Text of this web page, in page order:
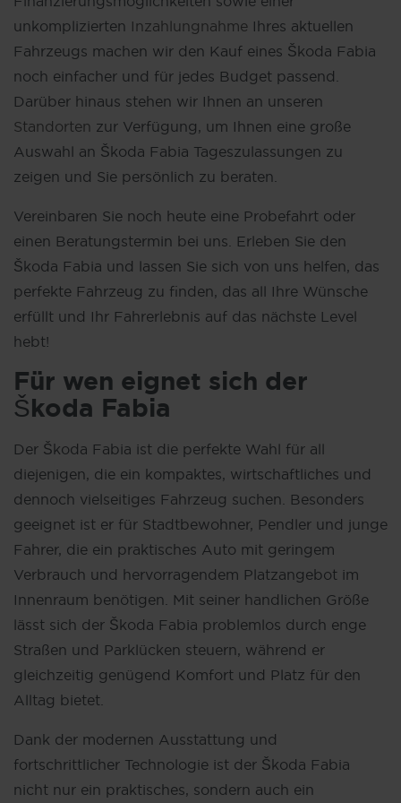
unkomplizierten Inzahlungnahme Ihres aktuellen
Fahrzeugs machen wir den Kauf eines Škoda Fabia
noch einfacher und für jedes Budget passend.
Darüber hinaus stehen wir Ihnen an unseren
Standorten zur Verfügung, um Ihnen eine große
Auswahl an Škoda Fabia Tageszulassungen zu
zeigen und Sie persönlich zu beraten.
Vereinbaren Sie noch heute eine Probefahrt oder
einen Beratungstermin bei uns. Erleben Sie den
Škoda Fabia und lassen Sie sich von uns helfen, das
perfekte Fahrzeug zu finden, das all Ihre Wünsche
erfüllt und Ihr Fahrerlebnis auf das nächste Level
hebt!
Für wen eignet sich der
Škoda Fabia
Der Škoda Fabia ist die perfekte Wahl für all
diejenigen, die ein kompaktes, wirtschaftliches und
dennoch vielseitiges Fahrzeug suchen. Besonders
geeignet ist er für Stadtbewohner, Pendler und junge
Fahrer, die ein praktisches Auto mit geringem
Verbrauch und hervorragendem Platzangebot im
Innenraum benötigen. Mit seiner handlichen Größe
lässt sich der Škoda Fabia problemlos durch enge
Straßen und Parklücken steuern, während er
gleichzeitig genügend Komfort und Platz für den
Alltag bietet.
Dank der modernen Ausstattung und
fortschrittlicher Technologie ist der Škoda Fabia
nicht nur ein praktisches, sondern auch ein